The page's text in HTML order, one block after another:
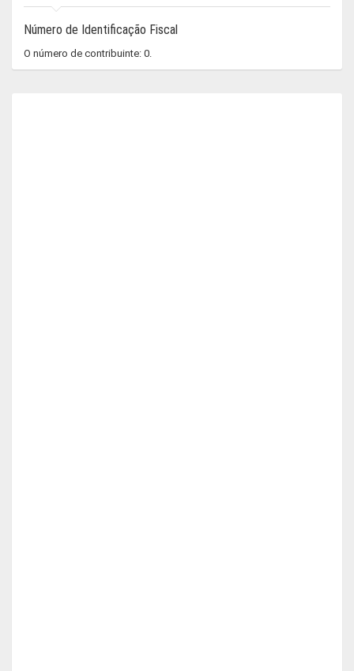
Número de Identificação Fiscal
O número de contribuinte: 0.